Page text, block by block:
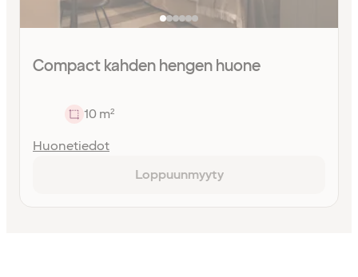
Compact kahden hengen huone
10 m²
Huonetiedot
Loppuunmyyty